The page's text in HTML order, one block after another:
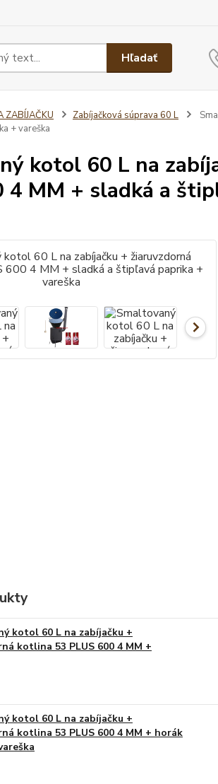
Hľadať
ZABÍJAČKU Zabíjačková súprava 60 L
+ vareška
kotol 60 L na
4 MM + sladká a
kotol 60 L na zabíjačku +
kotlina 53 PLUS 600 4 MM +
kotol 60 L na zabíjačku +
kotlina 53 PLUS 600 4 MM + horák